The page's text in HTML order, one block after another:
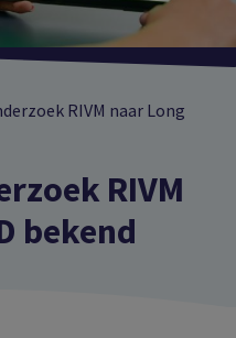
RIVM naar Long
RIVM
bekend